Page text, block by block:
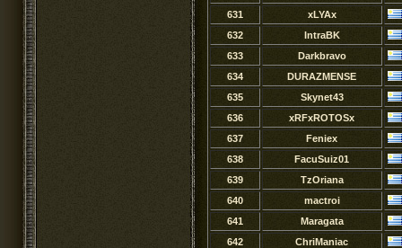
631
xLYAx
632
IntraBK
633
Darkbravo
634
DURAZMENSE
635
Skynet43
636
xRFxROTOSx
637
Feniex
638
FacuSuiz01
639
TzOriana
640
mactroi
641
Maragata
642
ChriManiac